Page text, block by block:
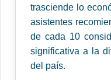
trasciende lo
asistentes
de cada 10
significativa a la
del país.